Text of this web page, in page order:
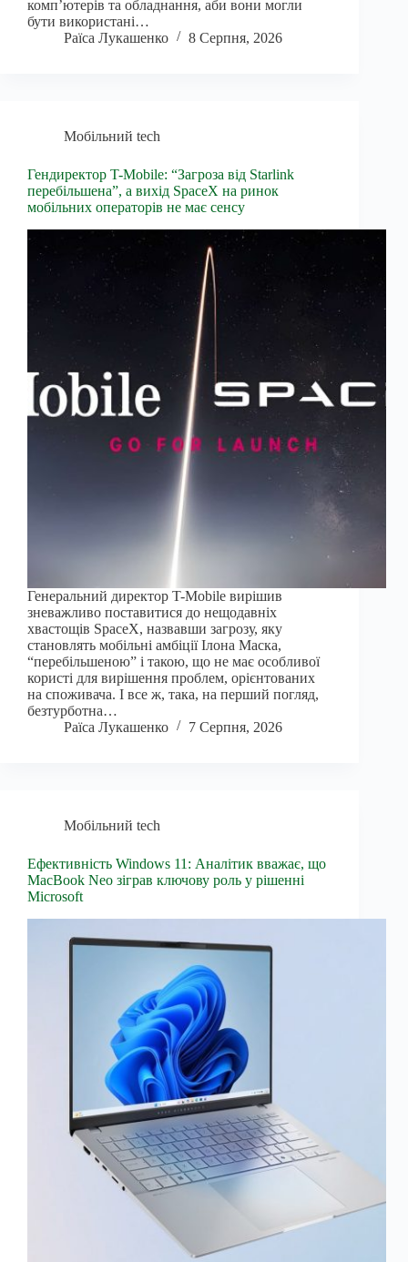
комп’ютерів та обладнання, аби вони могли
бути використані…
Раїса Лукашенко
8 Серпня, 2026
Мобільний tech
Гендиректор T-Mobile: “Загроза від Starlink
перебільшена”, а вихід SpaceX на ринок
мобільних операторів не має сенсу
Генеральний директор T-Mobile вирішив
зневажливо поставитися до нещодавніх
хвастощів SpaceX, назвавши загрозу, яку
становлять мобільні амбіції Ілона Маска,
“перебільшеною” і такою, що не має особливої
користі для вирішення проблем, орієнтованих
на споживача. І все ж, така, на перший погляд,
безтурботна…
Раїса Лукашенко
7 Серпня, 2026
Мобільний tech
Ефективність Windows 11: Аналітик вважає, що
MacBook Neo зіграв ключову роль у рішенні
Microsoft